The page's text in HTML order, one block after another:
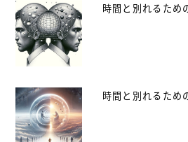
時間と別れるた
時間と別れるた